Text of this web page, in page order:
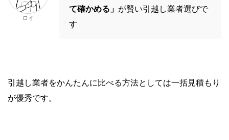
ロイ
て確かめる」 が賢い引越し業者選びで
す
引越し業者をかんたんに比べる方法としては一括見積もり
が優秀です。